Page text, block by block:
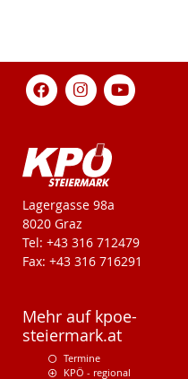
KPÖ-Steiermark
Lagergasse 98a
8020 Graz
Tel: +43 316 712479
Fax: +43 316 716291
Mehr auf kpoe-
steiermark.at
Termine
KPÖ - regional